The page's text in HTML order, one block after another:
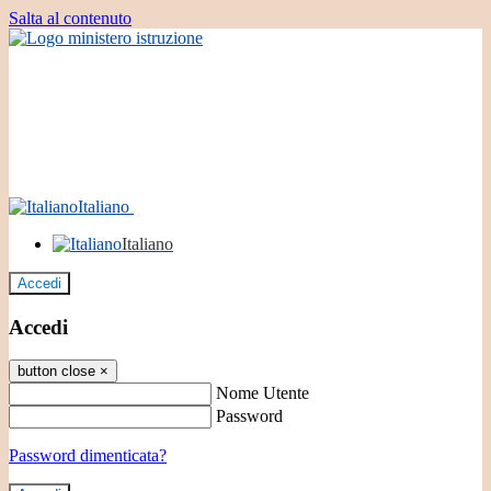
Salta al contenuto
Italiano
Italiano
Accedi
Accedi
button close ×
Nome Utente
Password
Password dimenticata?